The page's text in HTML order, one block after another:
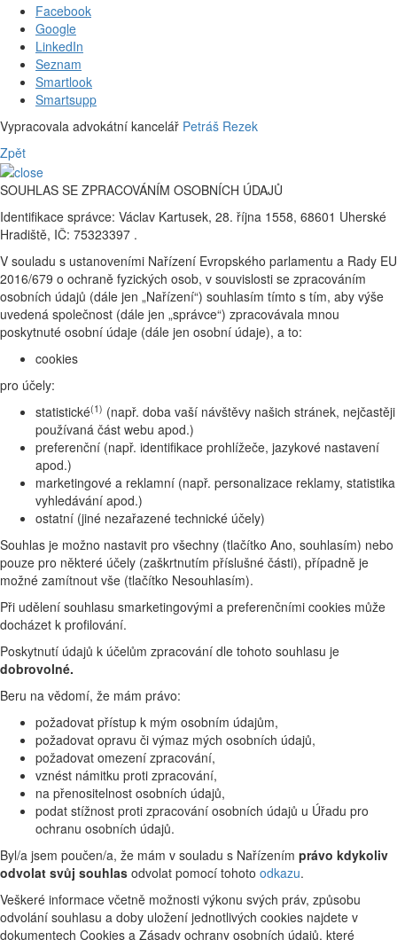
Facebook
Google
LinkedIn
Seznam
Smartlook
Smartsupp
Vypracovala advokátní kancelář Petráš Rezek
Zpět
SOUHLAS SE ZPRACOVÁNÍM OSOBNÍCH ÚDAJŮ
Identifikace správce: Václav Kartusek, 28. října 1558, 68601 Uherské
Hradiště, IČ: 75323397 .
V souladu s ustanoveními Nařízení Evropského parlamentu a Rady EU
2016/679 o ochraně fyzických osob, v souvislosti se zpracováním
osobních údajů (dále jen „Nařízení“) souhlasím tímto s tím, aby výše
uvedená společnost (dále jen „správce“) zpracovávala mnou
poskytnuté osobní údaje (dále jen osobní údaje), a to:
cookies
pro účely:
statistické(1) (např. doba vaší návštěvy našich stránek, nejčastěji
používaná část webu apod.)
preferenční (např. identifikace prohlížeče, jazykové nastavení
apod.)
marketingové a reklamní (např. personalizace reklamy, statistika
vyhledávání apod.)
ostatní (jiné nezařazené technické účely)
Souhlas je možno nastavit pro všechny (tlačítko Ano, souhlasím) nebo
pouze pro některé účely (zaškrtnutím příslušné části), případně je
možné zamítnout vše (tlačítko Nesouhlasím).
Při udělení souhlasu smarketingovými a preferenčními cookies může
docházet k profilování.
Poskytnutí údajů k účelům zpracování dle tohoto souhlasu je
dobrovolné.
Beru na vědomí, že mám právo:
požadovat přístup k mým osobním údajům,
požadovat opravu či výmaz mých osobních údajů,
požadovat omezení zpracování,
vznést námitku proti zpracování,
na přenositelnost osobních údajů,
podat stížnost proti zpracování osobních údajů u Úřadu pro
ochranu osobních údajů.
Byl/a jsem poučen/a, že mám v souladu s Nařízením právo kdykoliv
odvolat svůj souhlas odvolat pomocí tohoto odkazu.
Veškeré informace včetně možnosti výkonu svých práv, způsobu
odvolání souhlasu a doby uložení jednotlivých cookies najdete v
dokumentech Cookies a Zásady ochrany osobních údajů, které